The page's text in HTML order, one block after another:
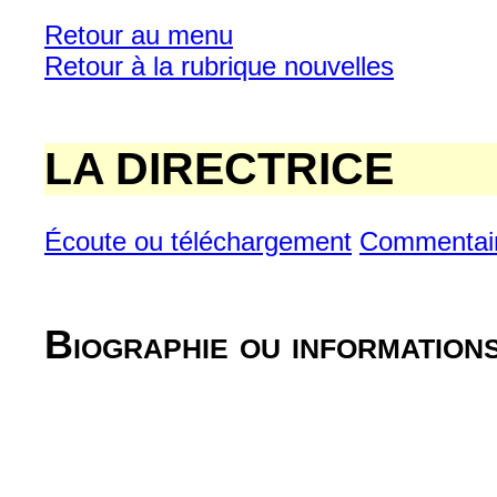
Retour au menu
Retour à la rubrique nouvelles
LA DIRECTRICE
Écoute ou téléchargement
Biographie ou